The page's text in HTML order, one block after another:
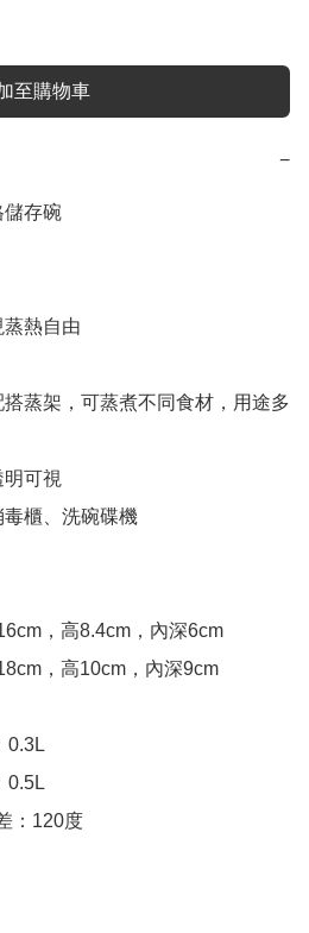
至購物車
−
儲存碗
熱自由
蒸架，可蒸煮不同食材，用途多
可視
櫃、洗碗碟機
，高8.4cm，內深6cm
，高10cm，內深9cm
0.3L
0.5L
：120度